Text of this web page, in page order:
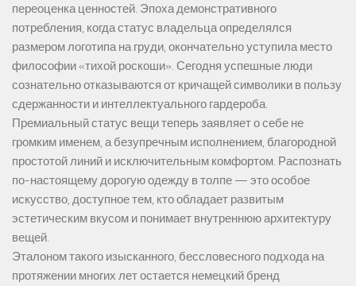
переоценка ценностей. Эпоха демонстративного
потребления, когда статус владельца определялся
размером логотипа на груди, окончательно уступила место
философии «тихой роскоши». Сегодня успешные люди
сознательно отказываются от кричащей символики в пользу
сдержанности и интеллектуального гардероба.
Премиальный статус вещи теперь заявляет о себе не
громким именем, а безупречным исполнением, благородной
простотой линий и исключительным комфортом. Распознать
по-настоящему дорогую одежду в толпе — это особое
искусство, доступное тем, кто обладает развитым
эстетическим вкусом и понимает внутреннюю архитектуру
вещей.
Эталоном такого изысканного, бессловесного подхода на
протяжении многих лет остается немецкий бренд